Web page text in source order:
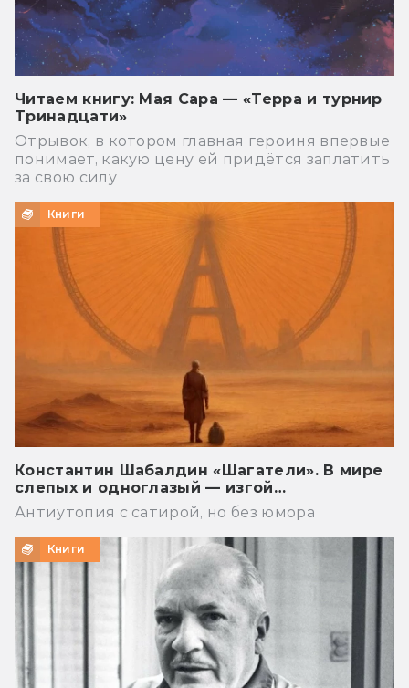
Читаем книгу: Мая Сара — «Терра и турнир
Тринадцати»
Отрывок, в котором главная героиня впервые
понимает, какую цену ей придётся заплатить
за свою силу
Книги
Константин Шабалдин «Шагатели». В мире
слепых и одноглазый — изгой…
Антиутопия с сатирой, но без юмора
Книги